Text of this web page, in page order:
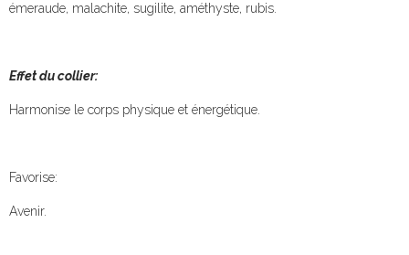
émeraude, malachite, sugilite, améthyste, rubis.
Effet du collier:
Harmonise le corps physique et énergétique.
Favorise:
Avenir.